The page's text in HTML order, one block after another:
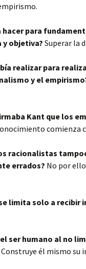
hacer para
y objetiva? Superar la
realizar para
y el
Kant que los
comienza
racionalistas
errados? No por
se limita solo a recibir
el ser humano al no
Construye él mismo su